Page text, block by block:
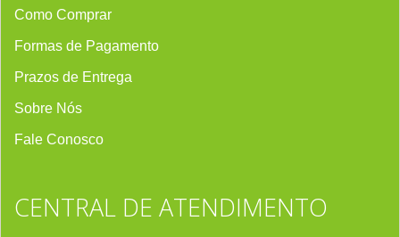
Como Comprar
Formas de Pagamento
Prazos de Entrega
Sobre Nós
Fale Conosco
CENTRAL DE ATENDIMENTO